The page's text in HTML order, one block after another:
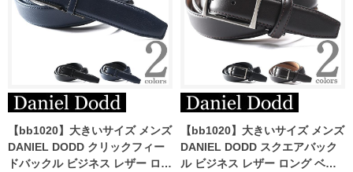
【bb1020】大きいサイズ メンズ
DANIEL DODD クリックフィー
ドバックル ビジネス レザー ロン
【bb1020】大きいサイズ メンズ
DANIEL DODD スクエアバック
ル ビジネス レザー ロング ベル